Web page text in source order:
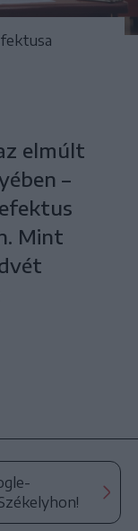
elmúlt
–
Mint